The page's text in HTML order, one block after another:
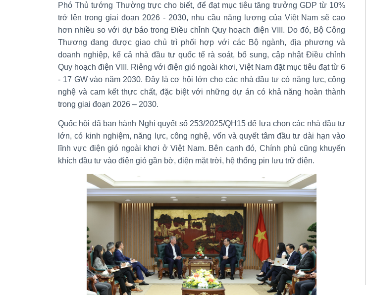
Phó Thủ tướng Thường trực cho biết, để đạt mục tiêu tăng trưởng GDP từ 10%
trở lên trong giai đoạn 2026 - 2030, nhu cầu năng lượng của Việt Nam sẽ cao
hơn nhiều so với dự báo trong Điều chỉnh Quy hoạch điện VIII. Do đó, Bộ Công
Thương đang được giao chủ trì phối hợp với các Bộ ngành, địa phương và
doanh nghiệp, kể cả nhà đầu tư quốc tế rà soát, bổ sung, cập nhật Điều chỉnh
Quy hoạch điện VIII. Riêng với điện gió ngoài khơi, Việt Nam đặt mục tiêu đạt từ 6
- 17 GW vào năm 2030. Đây là cơ hội lớn cho các nhà đầu tư có năng lực, công
nghệ và cam kết thực chất, đặc biệt với những dự án có khả năng hoàn thành
trong giai đoạn 2026 – 2030.
Quốc hội đã ban hành Nghị quyết số 253/2025/QH15 để lựa chọn các nhà đầu tư
lớn, có kinh nghiệm, năng lực, công nghệ, vốn và quyết tâm đầu tư dài hạn vào
lĩnh vực điện gió ngoài khơi ở Việt Nam. Bên cạnh đó, Chính phủ cũng khuyến
khích đầu tư vào điện gió gần bờ, điện mặt trời, hệ thống pin lưu trữ điện.